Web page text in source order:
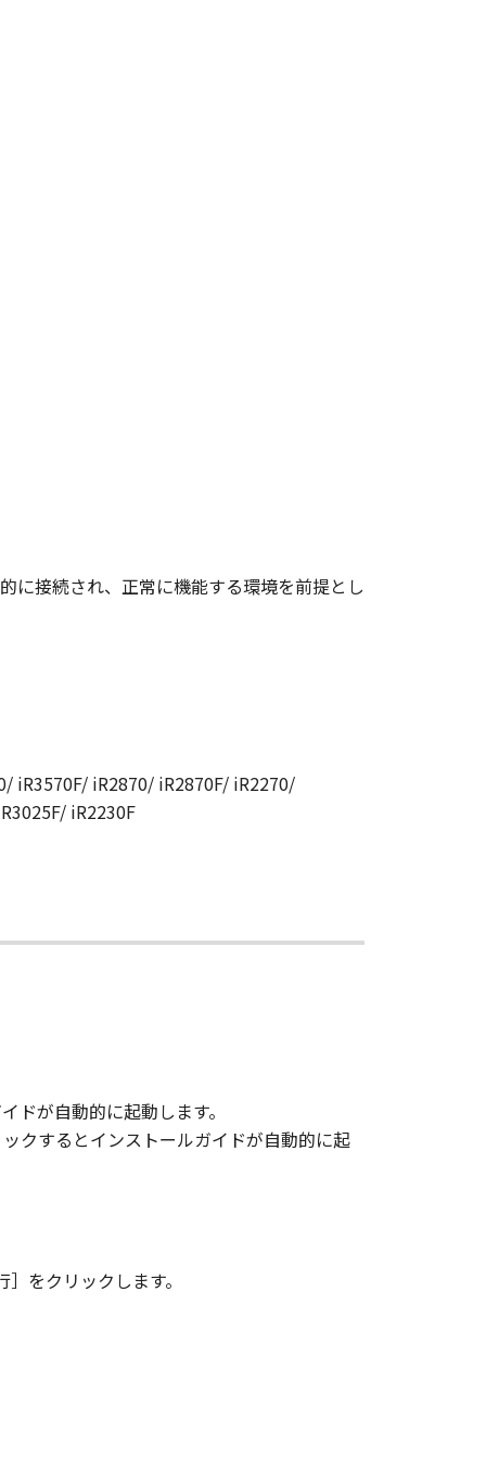
Inc./30-2, Shimomaruko 3-
指し示すものとします。
項は完全に有効に存続するものと
に接続され、正常に機能する環境を前提とし
iR3570F/ iR2870/ iR2870F/ iR2270/
iR2230F
が自動的に起動します。
クするとインストールガイドが自動的に起
をクリックします。